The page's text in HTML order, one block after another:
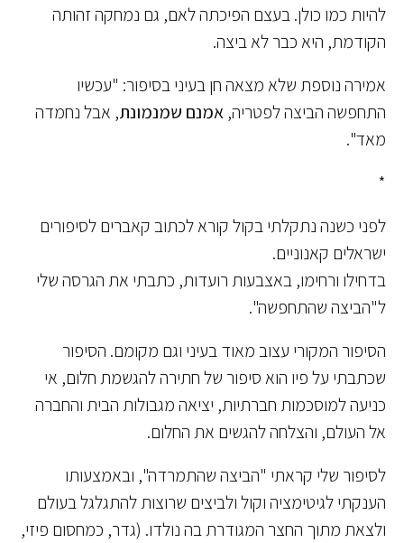
להיות כמו כולן. בעצם הפיכתה לאם, גם נמחקה זהותה
הקודמת, היא כבר לא ביצה.
אמירה נוספת שלא מצאה חן בעיני בסיפור: "עכשיו
התחפשה הביצה לפטריה, אמנם שמנמונת, אבל נחמדה
מאד".
*
לפני כשנה נתקלתי בקול קורא לכתוב קאברים לסיפורים
ישראלים קאנוניים.
בדחילו ורחימו, באצבעות רועדות, כתבתי את הגרסה שלי
ל"הביצה שהתחפשה".
הסיפור המקורי עצוב מאוד בעיני וגם מקומם. הסיפור
שכתבתי על פיו הוא סיפור של חתירה להגשמת חלום, אי
כניעה למוסכמות חברתיות, יציאה מגבולות הבית והחברה
אל העולם, והצלחה להגשים את החלום.
לסיפור שלי קראתי "הביצה שהתמרדה", ובאמצעותו
הענקתי לגיטימציה וקול ולביצים שרוצות להתגלגל בעולם
ולצאת מתוך החצר המגודרת בה נולדו. (גדר, כמחסום פיזי,